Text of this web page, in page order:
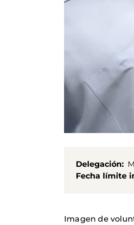
Delegación
Fecha límite
Imagen de